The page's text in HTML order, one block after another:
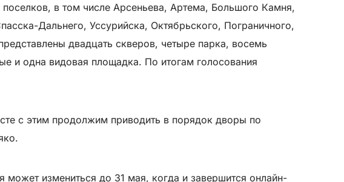
в том числе Арсеньева, Артема, Большого Камня,
Дальнего, Уссурийска, Октябрьского, Пограничного,
двадцать скверов, четыре парка, восемь
и одна видовая площадка. По итогам голосования
с этим продолжим приводить в порядок дворы по
измениться до 31 мая, когда и завершится онлайн-